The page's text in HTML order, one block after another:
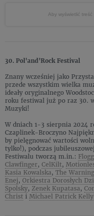
Aby wyświetlić
30. Pol'and'Rock Festival
Znany wcześniej jako
przede wszystkim wielka
ideały oryginalnego
roku festiwal już po raz 30.
Muzyki!
W dniach 1-3 sierpnia 2024
Czaplinek-Broczyno
by pielęgnować wartości
tylko!), podczas
Festiwalu tworzą m.in.:
Clawfinger, CelKilt,
Kasia Kowalska, The Warning
Enej, Orkiestra Dorosłych
Spolsky, Zenek Kupatasa,
Christ i Michael Patrick Kelly